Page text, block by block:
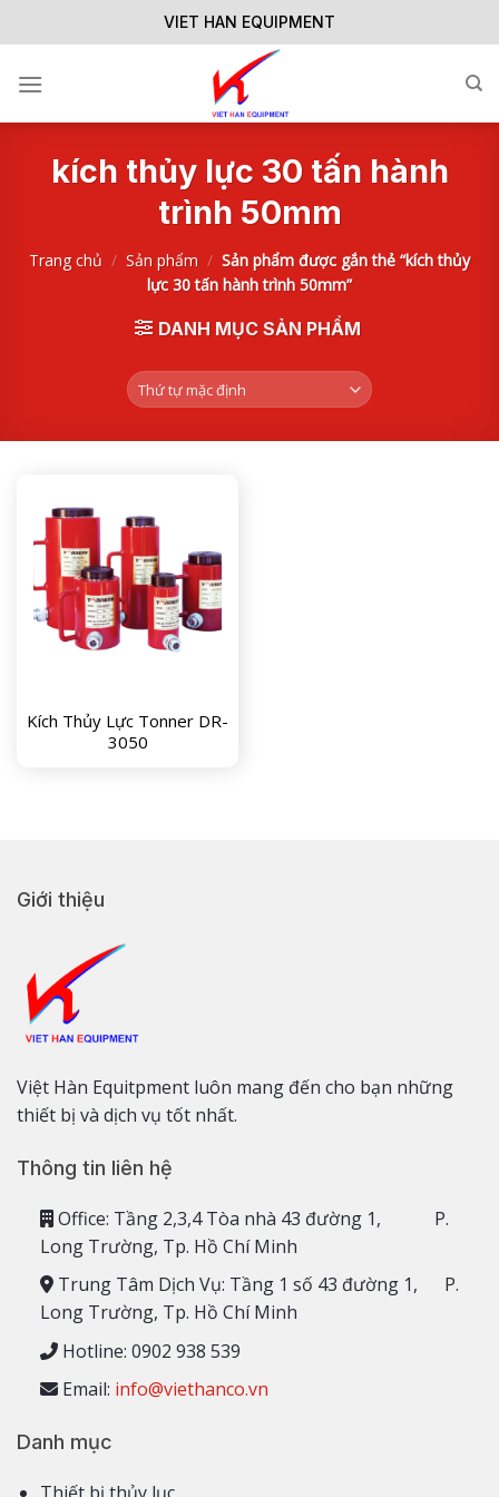
to
VIET HAN EQUIPMENT
kích thủy lực 30 tấn hành
trình 50mm
Trang chủ / Sản phẩm / Sản phẩm được gắn thẻ “kích thủy
lực 30 tấn hành trình 50mm”
DANH MỤC SẢN PHẨM
Kích Thủy Lực Tonner DR-
3050
Giới thiệu
Việt Hàn Equitpment luôn mang đến cho bạn những
thiết bị và dịch vụ tốt nhất.
Thông tin liên hệ
Office: Tầng 2,3,4 Tòa nhà 43 đường 1, P.
Long Trường, Tp. Hồ Chí Minh
Trung Tâm Dịch Vụ: Tầng 1 số 43 đường 1, P.
Long Trường, Tp. Hồ Chí Minh
Hotline: 0902 938 539
Email: info@viethanco.vn
Danh mục